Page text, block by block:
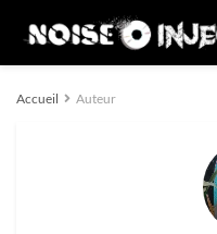
Accueil Auteur